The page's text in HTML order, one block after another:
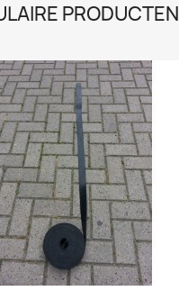
PRODUCTEN